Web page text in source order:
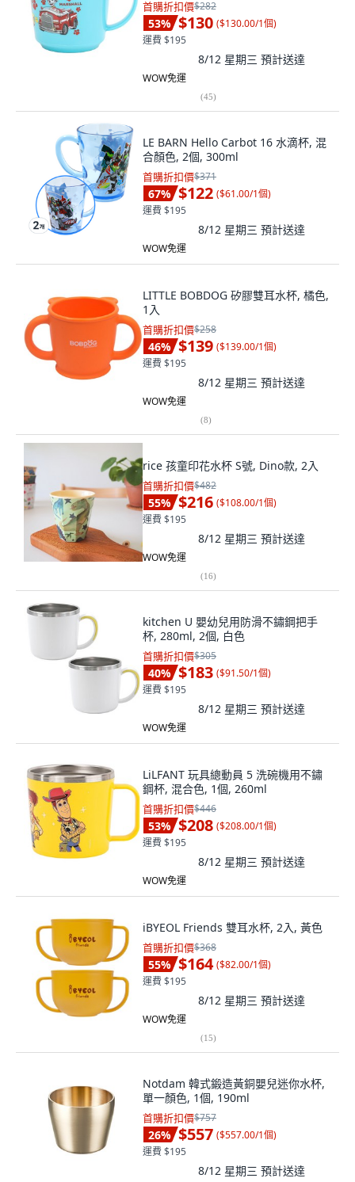
首購折扣價$282
53% $130 ($130.00/1個)
運費 $195
8/12 星期三 預計送達
WOW免運
(45)
LE BARN Hello Carbot 16 水滴杯, 混
合顏色, 2個, 300ml
首購折扣價$371
67% $122 ($61.00/1個)
運費 $195
8/12 星期三 預計送達
WOW免運
LITTLE BOBDOG 矽膠雙耳水杯, 橘色,
1入
首購折扣價$258
46% $139 ($139.00/1個)
運費 $195
8/12 星期三 預計送達
WOW免運
(8)
rice 孩童印花水杯 S號, Dino款, 2入
首購折扣價$482
55% $216 ($108.00/1個)
運費 $195
8/12 星期三 預計送達
WOW免運
(16)
kitchen U 嬰幼兒用防滑不鏽鋼把手
杯, 280ml, 2個, 白色
首購折扣價$305
40% $183 ($91.50/1個)
運費 $195
8/12 星期三 預計送達
WOW免運
LiLFANT 玩具總動員 5 洗碗機用不鏽
鋼杯, 混合色, 1個, 260ml
首購折扣價$446
53% $208 ($208.00/1個)
運費 $195
8/12 星期三 預計送達
WOW免運
iBYEOL Friends 雙耳水杯, 2入, 黃色
首購折扣價$368
55% $164 ($82.00/1個)
運費 $195
8/12 星期三 預計送達
WOW免運
(15)
Notdam 韓式鍛造黃銅嬰兒迷你水杯,
單一顏色, 1個, 190ml
首購折扣價$757
26% $557 ($557.00/1個)
運費 $195
8/12 星期三 預計送達